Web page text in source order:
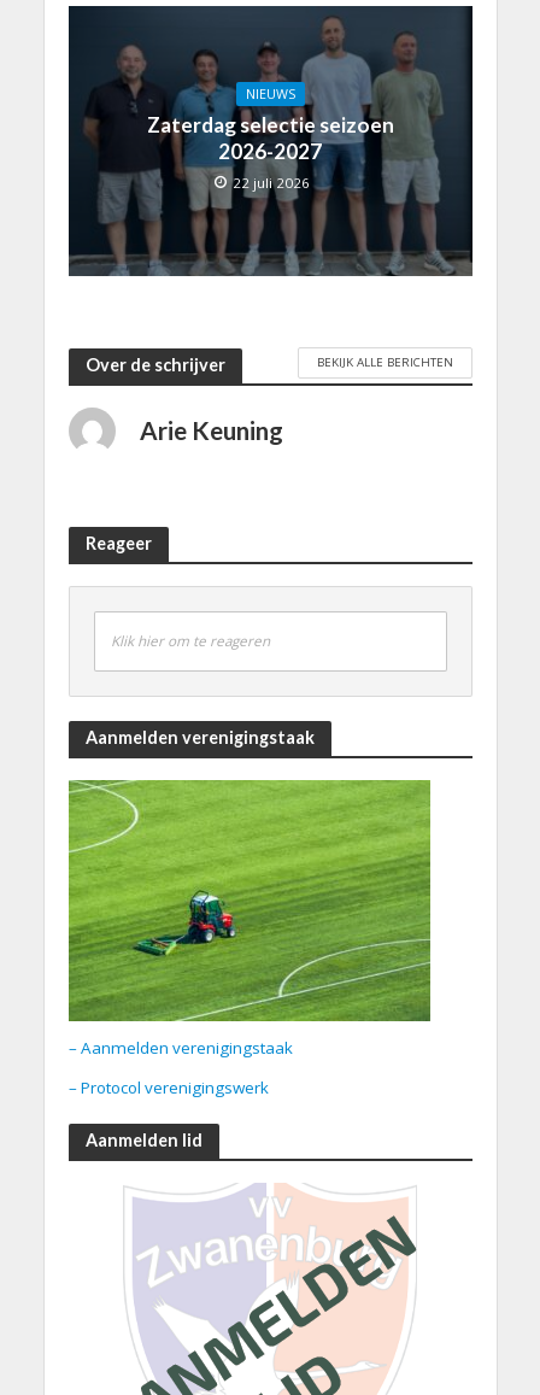
NIEUWS
Zaterdag selectie seizoen
2026-2027
22 juli 2026
Over de schrijver BEKIJK ALLE BERICHTEN
Arie Keuning
Reageer
Klik hier om te reageren
Aanmelden verenigingstaak
– Aanmelden verenigingstaak
– Protocol verenigingswerk
Aanmelden lid